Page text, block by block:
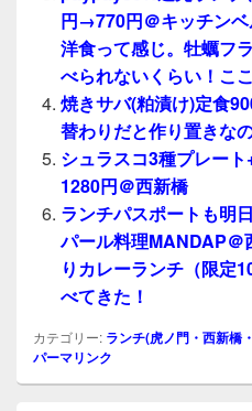
円→770円＠キッチン
洋食って感じ。牡蠣フ
べられないくらい！こ
焼きサバ(粕漬け)定食
替わりだと作り置きな
シュラスコ3種プレー
1280円＠西新橋
ランチパスポートも明
パール料理MANDAP＠
りカレーランチ（限定
べてきた！
カテゴリー: ランチ(虎ノ門・西新橋
パーマリンク